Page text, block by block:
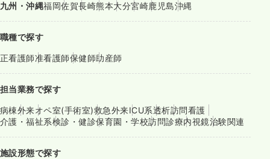
九州・沖縄福岡佐賀長崎熊本大分宮崎鹿児島沖縄
職種で探す
正看護師准看護師保健師助産師
担当業務で探す
病棟外来オペ室(手術室)救急外来ICU系透析訪問看護
介護・福祉系検診・健診保育園・学校訪問診療内視鏡治験関連
施設形態で探す